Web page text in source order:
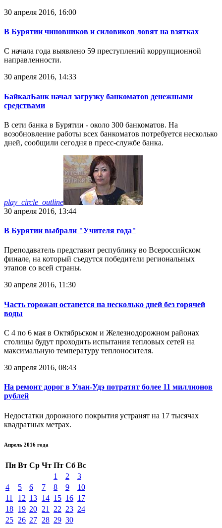
30 апреля 2016, 16:00
В Бурятии чиновников и силовиков ловят на взятках
С начала года выявлено 59 преступлений коррупционной
направленности.
30 апреля 2016, 14:33
БайкалБанк начал загрузку банкоматов денежными
средствами
В сети банка в Бурятии - около 300 банкоматов. На
возобновление работы всех банкоматов потребуется несколько
дней, сообщили сегодня в пресс-службе банка.
play_circle_outline
30 апреля 2016, 13:44
В Бурятии выбрали "Учителя года"
Преподаватель представит республику во Всероссийском
финале, на который съедутся победители региональных
этапов со всей страны.
30 апреля 2016, 11:30
Часть горожан останется на несколько дней без горячей
воды
С 4 по 6 мая в Октябрьском и Железнодорожном районах
столицы будут проходить испытания тепловых сетей на
максимальную температуру теплоносителя.
30 апреля 2016, 08:43
На ремонт дорог в Улан-Удэ потратят более 11 миллионов
рублей
Недостатки дорожного покрытия устранят на 17 тысячах
квадратных метрах.
Апрель 2016 года
Пн Вт Ср Чт Пт Сб Вс
1
2
3
4
5 6 7 8 9
10
11
12 13 14 15 16 17
18 19 20 21 22 23 24
25 26 27 28 29 30